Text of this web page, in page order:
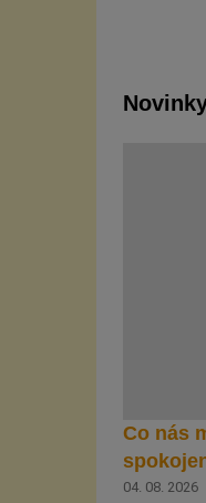
Co nás
04. 08. 2026